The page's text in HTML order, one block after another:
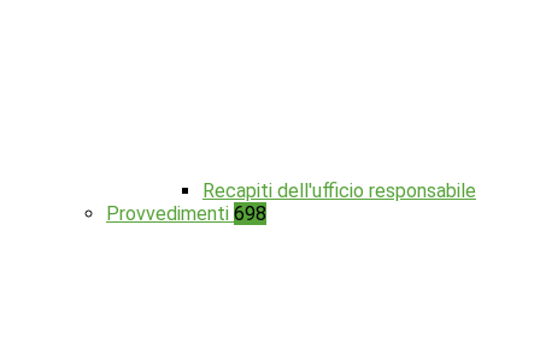
Recapiti dell'ufficio responsabile
Provvedimenti 698